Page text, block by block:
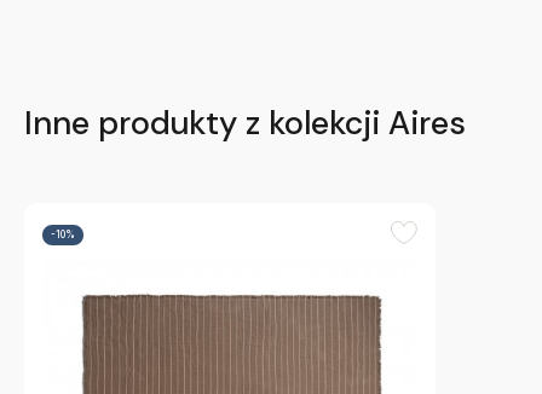
Inne produkty z kolekcji Aires
-10%